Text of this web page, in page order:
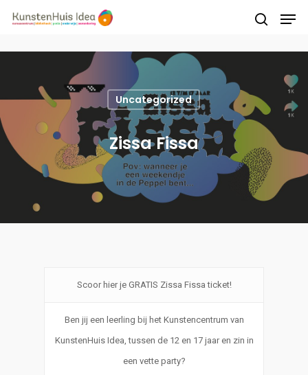
Druk op Enter om te starten met zoeken of
druk op ESC om te sluiten
Uncategorized
Zissa Fissa
Scoor hier je GRATIS Zissa Fissa ticket!
Ben jij een leerling bij het Kunstencentrum van
KunstenHuis Idea, tussen de 12 en 17 jaar en zin in
een vette party?